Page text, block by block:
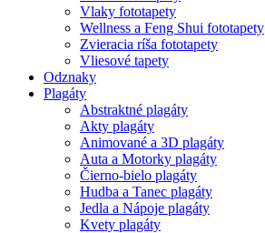
Vlaky fototapety
Wellness a Feng Shui fototapety
Zvieracia ríša fototapety
Vliesové tapety
Odznaky
Plagáty
Abstraktné plagáty
Akty plagáty
Animované a 3D plagáty
Auta a Motorky plagáty
Čierno-bielo plagáty
Hudba a Tanec plagáty
Jedla a Nápoje plagáty
Kvety plagáty